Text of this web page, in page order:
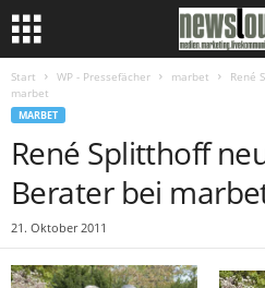
Start WP - Pressefächer marbet
René
marbet
MARBET
René Splitthoff
Berater bei
21. Oktober 2011